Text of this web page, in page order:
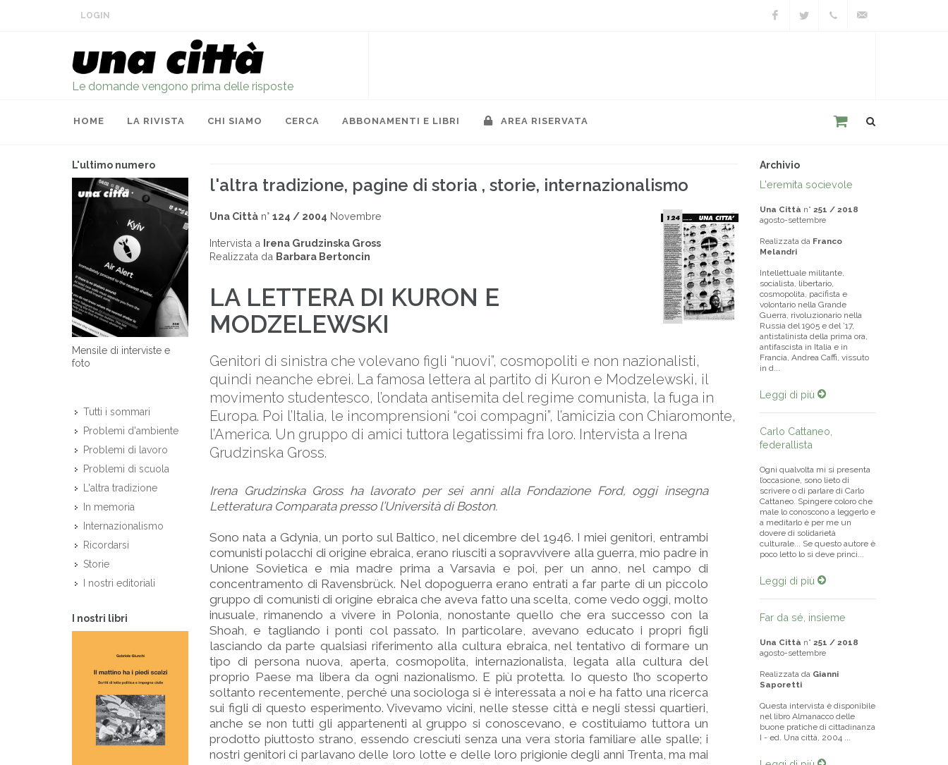
LOGIN
Le domande vengono prima delle risposte
HOME LA RIVISTA CHI SIAMO CERCA ABBONAMENTI E LIBRI AREA RISERVATA
L'ultimo numero
Mensile di interviste e
foto
Tutti i sommari
Problemi d'ambiente
Problemi di lavoro
Problemi di scuola
L'altra tradizione
In memoria
Internazionalismo
Ricordarsi
Storie
I nostri editoriali
I nostri libri
l'altra tradizione, pagine di storia , storie, internazionalismo
Una Città n° 124 / 2004 Novembre
Intervista a Irena Grudzinska Gross
Realizzata da Barbara Bertoncin
LA LETTERA DI KURON E
MODZELEWSKI
Genitori di sinistra che volevano figli “nuovi”, cosmopoliti e non nazionalisti,
quindi neanche ebrei. La famosa lettera al partito di Kuron e Modzelewski, il
movimento studentesco, l’ondata antisemita del regime comunista, la fuga in
Europa. Poi l’Italia, le incomprensioni “coi compagni”, l’amicizia con Chiaromonte,
l’America. Un gruppo di amici tuttora legatissimi fra loro. Intervista a Irena
Grudzinska Gross.
Irena Grudzinska Gross ha lavorato per sei anni alla Fondazione Ford, oggi insegna
Letteratura Comparata presso l’Università di Boston.
Sono nata a Gdynia, un porto sul Baltico, nel dicembre del 1946. I miei genitori, entrambi
comunisti polacchi di origine ebraica, erano riusciti a sopravvivere alla guerra, mio padre in
Unione Sovietica e mia madre prima a Varsavia e poi, per un anno, nel campo di
concentramento di Ravensbrück. Nel dopoguerra erano entrati a far parte di un piccolo
gruppo di comunisti di origine ebraica che aveva fatto una scelta, come vedo oggi, molto
inusuale, rimanendo a vivere in Polonia, nonostante quello che era successo con la
Shoah, e tagliando i ponti col passato. In particolare, avevano educato i propri figli
lasciando da parte qualsiasi riferimento alla cultura ebraica, nel tentativo di formare un
tipo di persona nuova, aperta, cosmopolita, internazionalista, legata alla cultura del
proprio Paese ma libera da ogni nazionalismo. E più protetta. Io questo l’ho scoperto
soltanto recentemente, perché una sociologa si è interessata a noi e ha fatto una ricerca
sui figli di questo esperimento. Vivevamo vicini, nelle stesse città e negli stessi quartieri,
anche se non tutti gli appartenenti al gruppo si conoscevano, e costituiamo tuttora un
prodotto piuttosto strano, essendo cresciuti senza una vera storia familiare alle spalle; i
nostri genitori ci parlavano delle loro lotte e delle loro prigionie degli anni Trenta, ma mai
Archivio
L'eremita socievole
Una Città n° 251 / 2018
agosto-settembre
Realizzata da Franco
Melandri
Intellettuale militante,
socialista, libertario,
cosmopolita, pacifista e
volontario nella Grande
Guerra, rivoluzionario nella
Russia del 1905 e del ’17,
antistalinista della prima ora,
antifascista in Italia e in
Francia, Andrea Caffi, vissuto
in d...
Leggi di più
Carlo Cattaneo,
federallista
Ogni qualvolta mi si presenta
l’occasione, sono lieto di
scrivere o di parlare di Carlo
Cattaneo. Spingere coloro che
male lo conoscono a leggerlo e
a meditarlo è per me un
dovere di solidarietà
culturale... Se questo autore è
poco letto lo si deve princi...
Leggi di più
Far da sé, insieme
Una Città n° 251 / 2018
agosto-settembre
Realizzata da Gianni
Saporetti
Questa intervista è disponibile
nel libro Almanacco delle
buone pratiche di cittadinanza
I - ed. Una città, 2004 ...